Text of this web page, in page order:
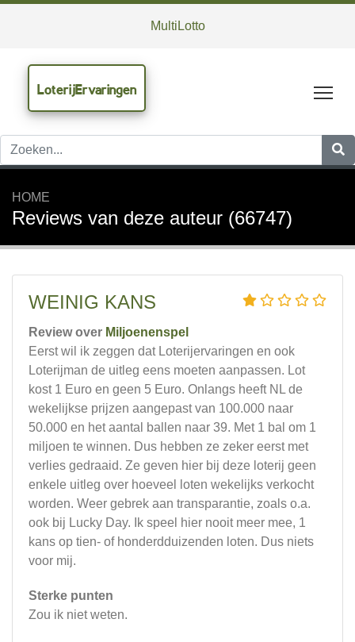
MultiLotto
LoterijErvaringen
HOME
Reviews van deze auteur (66747)
WEINIG KANS
Review over Miljoenenspel
Eerst wil ik zeggen dat Loterijervaringen en ook
Loterijman de uitleg eens moeten aanpassen. Lot
kost 1 Euro en geen 5 Euro. Onlangs heeft NL de
wekelijkse prijzen aangepast van 100.000 naar
50.000 en het aantal ballen naar 39. Met 1 bal om 1
miljoen te winnen. Dus hebben ze zeker eerst met
verlies gedraaid. Ze geven hier bij deze loterij geen
enkele uitleg over hoeveel loten wekelijks verkocht
worden. Weer gebrek aan transparantie, zoals o.a.
ook bij Lucky Day. Ik speel hier nooit meer mee, 1
kans op tien- of honderdduizenden loten. Dus niets
voor mij.
Sterke punten
Zou ik niet weten.